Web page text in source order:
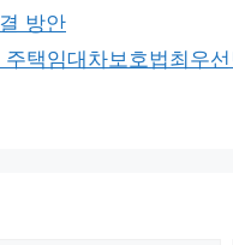
방안
택임대차보호법최우